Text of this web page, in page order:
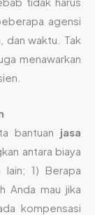
agensi
dan waktu. Tak
menawarkan
bantuan jasa
antara biaya
lain; 1) Berapa
Anda mau jika
kompensasi